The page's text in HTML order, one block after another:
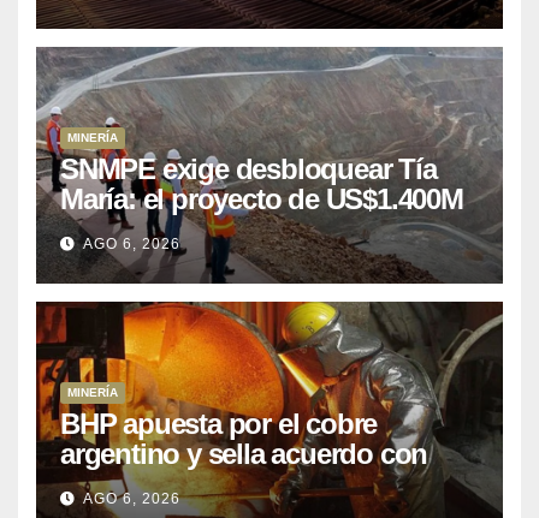
MINERÍA
SNMPE exige desbloquear Tía
María: el proyecto de US$1.400M
que Perú lleva 15 años
posponiendo
AGO 6, 2026
MINERÍA
BHP apuesta por el cobre
argentino y sella acuerdo con
Kobrea para siete proyecto
AGO 6, 2026